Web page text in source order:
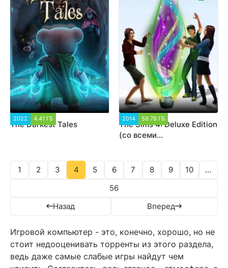
2022 4.41 ГБ
The Darkest Tales
2014 58.78 ГБ
The Sims 4: Deluxe Edition
(со всеми
Назад
1 2 3 4 5 6 7 8 9 10
...
56
Вперед
Игровой компьютер - это, конечно, хорошо, но не
стоит недооценивать торренты из этого раздела,
ведь даже самые слабые игры найдут чем